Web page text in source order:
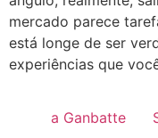
mercado parece
está longe de ser
experiências que
a Ganbatte